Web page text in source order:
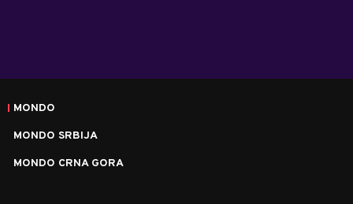
MONDO
MONDO SRBIJA
MONDO CRNA GORA